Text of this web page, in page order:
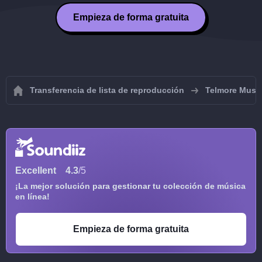
Empieza de forma gratuita
Transferencia de lista de reproducción Telmore
Excellent 4.3/5
¡La mejor solución para gestionar tu colección de música
en línea!
Empieza de forma gratuita